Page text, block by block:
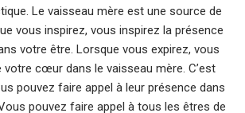
Le vaisseau mère est une source de
vous inspirez, vous inspirez la présence
votre être. Lorsque vous expirez, vous
votre cœur dans le vaisseau mère. C’est
pouvez faire appel à leur présence dans
Vous pouvez faire appel à tous les êtres de